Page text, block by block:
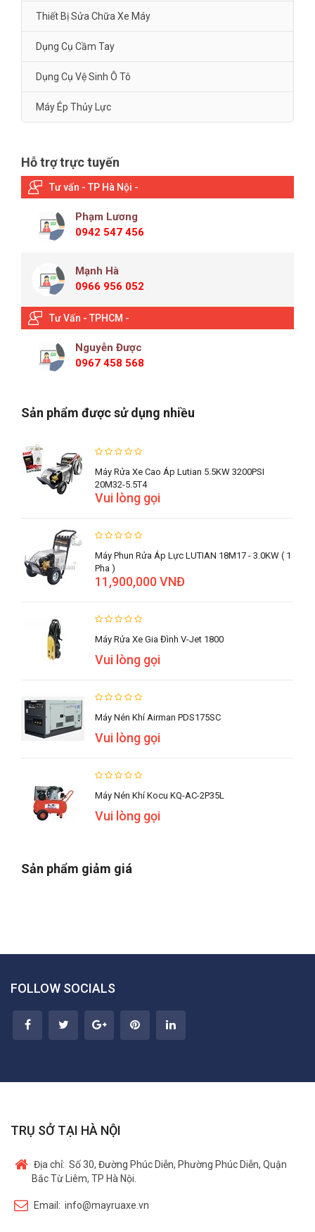
Thiết Bị Sửa Chữa Xe Máy
Dụng Cụ Cầm Tay
Dụng Cụ Vệ Sinh Ô Tô
Máy Ép Thủy Lực
Hỗ trợ trực tuyến
Tư vấn - TP Hà Nội -
Phạm Lương
0942 547 456
Mạnh Hà
0966 956 052
Tư Vấn - TPHCM -
Nguyễn Được
0967 458 568
Sản phẩm được sử dụng nhiều
Máy Rửa Xe Cao Áp Lutian 5.5KW 3200PSI
20M32-5.5T4
Vui lòng gọi
Máy Phun Rửa Áp Lực LUTIAN 18M17 - 3.0KW ( 1
Pha )
11,900,000 VNĐ
Máy Rửa Xe Gia Đình V-Jet 1800
Vui lòng gọi
Máy Nén Khí Airman PDS175SC
Vui lòng gọi
Máy Nén Khí Kocu KQ-AC-2P35L
Vui lòng gọi
Sản phẩm giảm giá
FOLLOW SOCIALS
TRỤ SỞ TẠI HÀ NỘI
Địa chỉ: Số 30, Đường Phúc Diễn, Phường Phúc Diễn, Quận
Bắc Từ Liêm, TP Hà Nội.
Email: info@mayruaxe.vn